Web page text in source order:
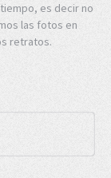
es decir no
las fotos en
retratos.